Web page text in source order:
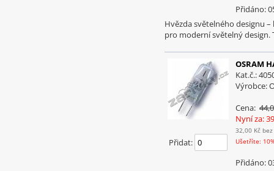
Přidáno:
Hvězda světelného designu –
pro moderní světelný design.
Přidat:
OSRAM
Kat.č.:
Výrobce:
Cena:
Nyní za:
32,00 Kč bez
Ušetříte:
Přidáno: